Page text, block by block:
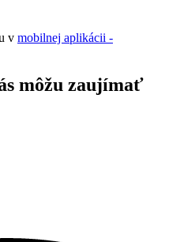
v mobilnej aplikácii -
môžu zaujímať